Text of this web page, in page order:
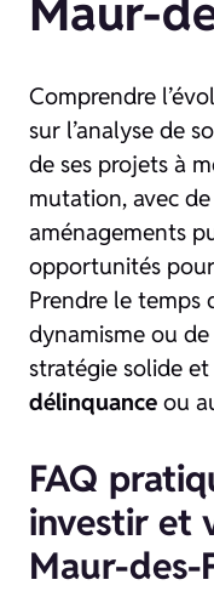
Maur-
Comprendre
sur l’analyse de
de ses projets à
mutation, avec
aménagements
opportunités
Prendre le temps
dynamisme ou
stratégie solide
délinquance ou
FAQ
investir et
Maur-des-